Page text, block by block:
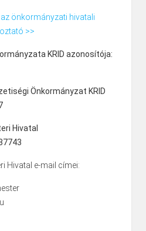
önkormányzati hivatali
>>
KRID azonosítója:
Önkormányzat KRID
Hivatal
Hivatal e-mail címei: